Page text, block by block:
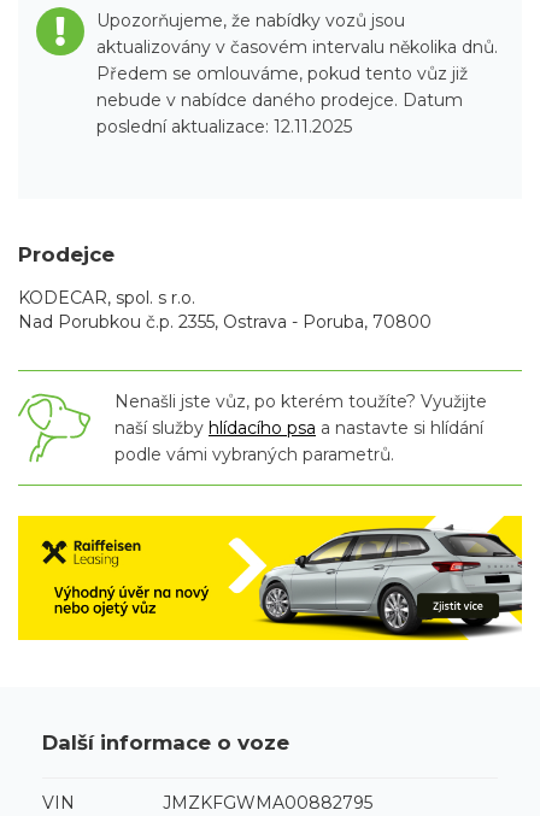
Upozorňujeme, že nabídky vozů jsou
aktualizovány v časovém intervalu několika dnů.
Předem se omlouváme, pokud tento vůz již
nebude v nabídce daného prodejce. Datum
poslední aktualizace: 12.11.2025
Prodejce
KODECAR, spol. s r.o.
Nad Porubkou č.p. 2355, Ostrava - Poruba, 70800
Nenašli jste vůz, po kterém toužíte? Využijte
naší služby hlídacího psa a nastavte si hlídání
podle vámi vybraných parametrů.
Další informace o voze
VIN JMZKFGWMA00882795